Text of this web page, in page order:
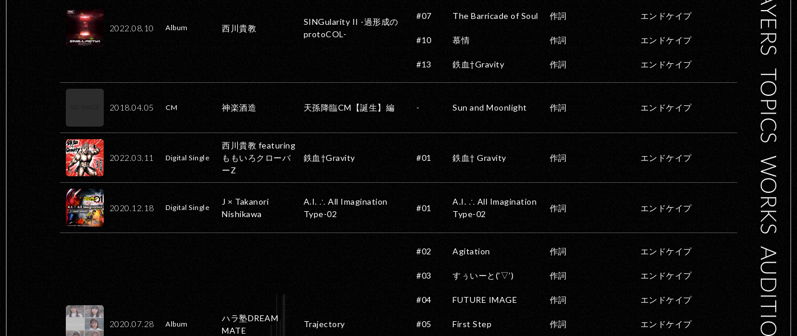
TOPICS
WORKS
AUDITION
2022.08.10 Album
SINGularity II -過形成の
protoCOL-
西川貴教
#07 The Barricade of Soul 作詞 エンドケイプ
#10 慕情 作詞 エンドケイプ
#13 鉄血†Gravity 作詞 エンドケイプ
2018.04.05 CM 天孫降臨CM【誕生】編
神楽酒造 - Sun and Moonlight 作詞 エンドケイプ
2022.03.11 Digital Single 鉄血†Gravity
西川貴教 featuring
ももいろクローバ
ーZ
#01 鉄血† Gravity 作詞 エンドケイプ
2020.12.18 Digital Single
A.I. ∴ All Imagination
Type-02
J × Takanori
Nishikawa
#01
A.I. ∴ All Imagination
Type-02
作詞 エンドケイプ
2020.07.28 Album Trajectory
ハラ塾DREAM
MATE
#02 Agitation 作詞 エンドケイプ
#03 すぅいーと('▽’) 作詞 エンドケイプ
#04 FUTURE IMAGE 作詞 エンドケイプ
#05 First Step 作詞 エンドケイプ